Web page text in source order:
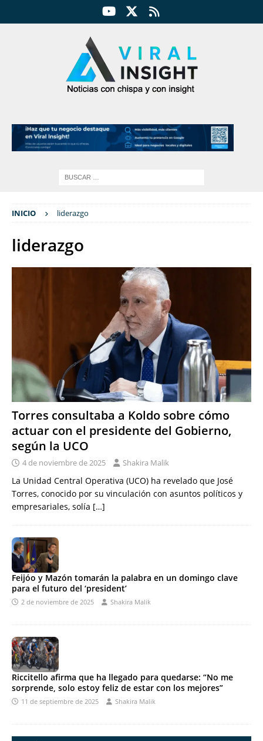
INICIO liderazgo
liderazgo
Torres consultaba a Koldo sobre cómo
actuar con el presidente del Gobierno,
según la UCO
4 de noviembre de 2025 Shakira Malik
La Unidad Central Operativa (UCO) ha revelado que José
Torres, conocido por su vinculación con asuntos políticos y
empresariales, solía […]
Feijóo y Mazón tomarán la palabra en un domingo clave
para el futuro del ‘president’
2 de noviembre de 2025 Shakira Malik
Riccitello afirma que ha llegado para quedarse: “No me
sorprende, solo estoy feliz de estar con los mejores”
11 de septiembre de 2025 Shakira Malik